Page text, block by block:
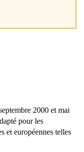
2000 et mai
pour les
et européennes telles